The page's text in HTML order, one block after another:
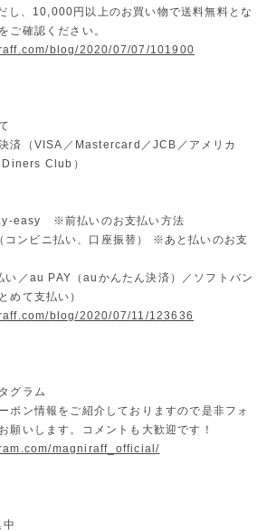
し、10,000円以上のお買い物で送料無料とな
ご確認ください。
blog/2020/07/07/101900
済（VISA／Mastercard／JCB／アメリカ
Club）
easy ※前払いのお支払い方法
コンビニ払い、口座振替） ※あと払いのお支
い／au PAY（auかんたん決済）／ソフトバン
めて支払い）
blog/2020/07/11/123636
グラム
ポン情報をご紹介しておりますので是非フォ
願いします。コメントも大歓迎です！
magniraff_official/